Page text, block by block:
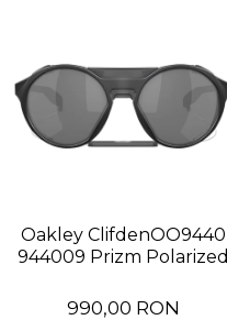
Oakley ClifdenOO9440
944009 Prizm Polarized
990,00 RON